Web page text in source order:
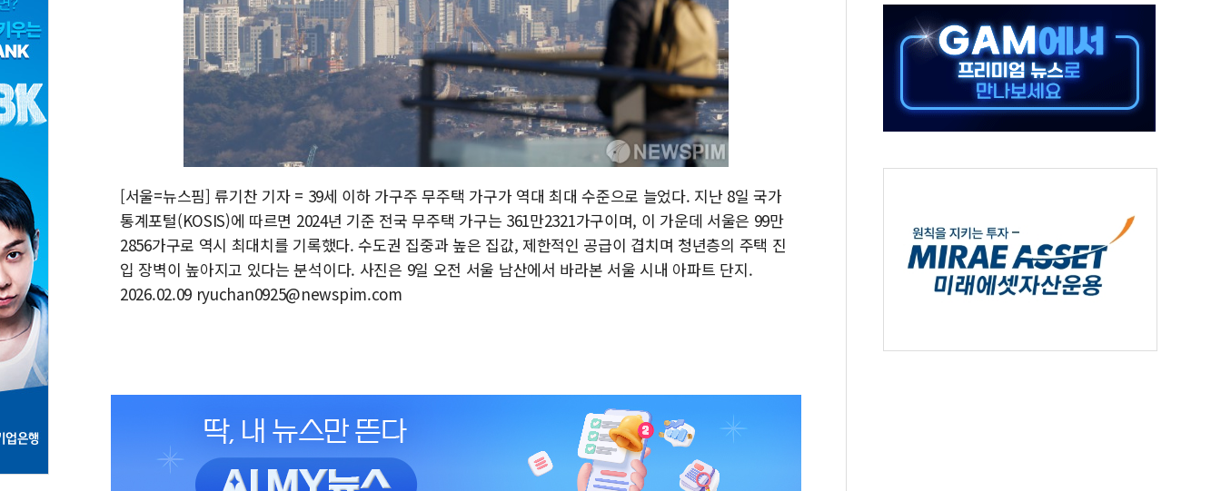
[속보] 종합특검, '尹 관저 이전 감사 무마' 유병호 감사위원 구속 기소
AI에 승부 건 네이버…내년 AI 팩토리 매출 본격화
日, 4~6월 105조원 환시 개입...4월 말 '56조원' 사상 최대
오렌지플래닛 창업재단, 스타트업 지원 프로그램 성료
경찰, '300억대 사기 혐의' 차가원 대표 구속 송치
[서울=뉴스핌] 류기찬 기자 = 39세 이하 가구주 무주택 가구가 역대 최대 수준으로 늘었다. 지난 8일 국가
통계포털(KOSIS)에 따르면 2024년 기준 전국 무주택 가구는 361만2321가구이며, 이 가운데 서울은 99만
2856가구로 역시 최대치를 기록했다. 수도권 집중과 높은 집값, 제한적인 공급이 겹치며 청년층의 주택 진
입 장벽이 높아지고 있다는 분석이다. 사진은 9일 오전 서울 남산에서 바라본 서울 시내 아파트 단지.
2026.02.09 ryuchan0925@newspim.com